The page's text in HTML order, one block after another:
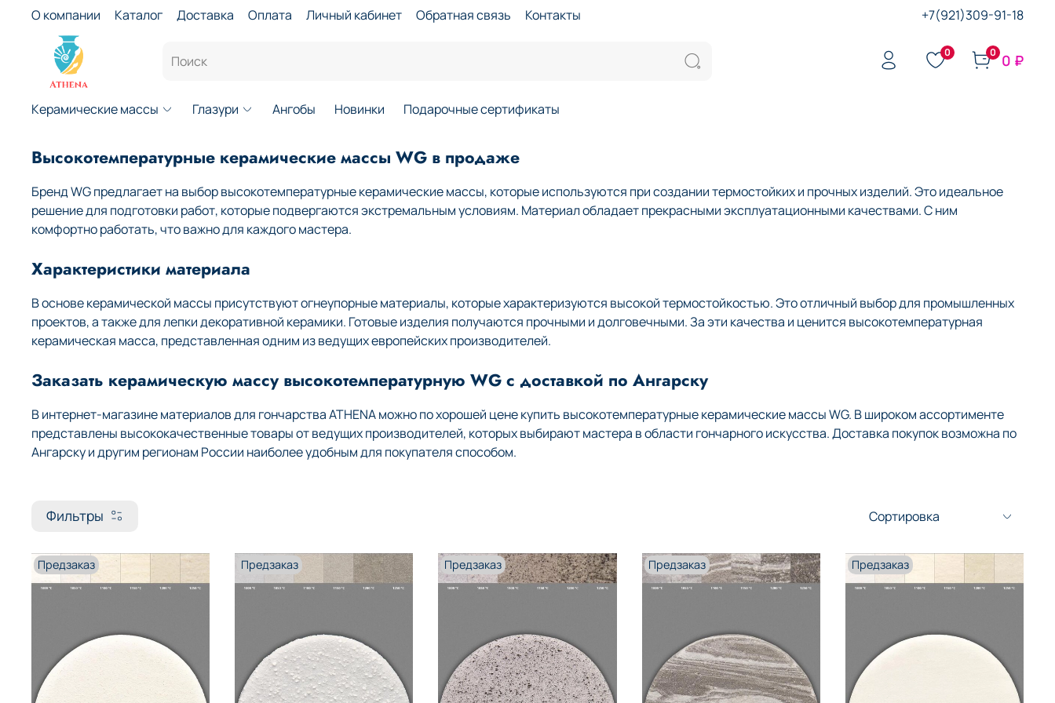
О компании Каталог Доставка Оплата Личный кабинет Обратная связь Контакты +7(921)309-91-18
0 0 0 ₽
Керамические массы Глазури Ангобы Новинки Подарочные сертификаты
Высокотемпературные керамические массы WG в продаже
Бренд WG предлагает на выбор высокотемпературные керамические массы, которые используются при создании термостойких и прочных изделий. Это идеальное
решение для подготовки работ, которые подвергаются экстремальным условиям. Материал обладает прекрасными эксплуатационными качествами. С ним
комфортно работать, что важно для каждого мастера.
Характеристики материала
В основе керамической массы присутствуют огнеупорные материалы, которые характеризуются высокой термостойкостью. Это отличный выбор для промышленных
проектов, а также для лепки декоративной керамики. Готовые изделия получаются прочными и долговечными. За эти качества и ценится высокотемпературная
керамическая масса, представленная одним из ведущих европейских производителей.
Заказать керамическую массу высокотемпературную WG с доставкой по Ангарску
В интернет-магазине материалов для гончарства ATHENA можно по хорошей цене купить высокотемпературные керамические массы WG. В широком ассортименте
представлены высококачественные товары от ведущих производителей, которых выбирают мастера в области гончарного искусства. Доставка покупок возможна по
Ангарску и другим регионам России наиболее удобным для покупателя способом.
Фильтры
Предзаказ Предзаказ Предзаказ Предзаказ Предзаказ